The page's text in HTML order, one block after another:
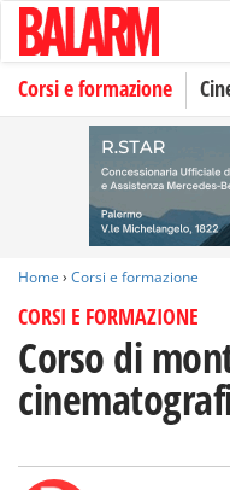
Corsi e formazione
Home › Corsi e formazione
CORSI E FORMAZIONE
Corso di